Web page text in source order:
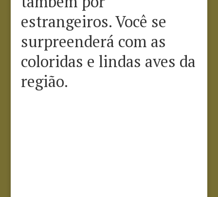
estrangeiros. Você se
surpreenderá com as
coloridas e lindas aves da
região.